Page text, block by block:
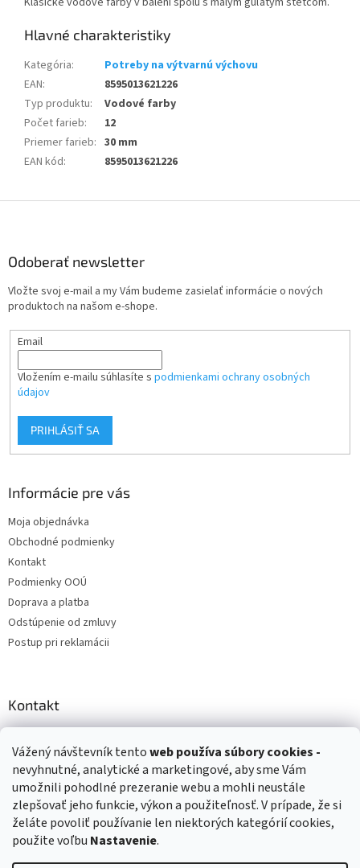
Vážený návštevník tentoweb používasúbory cookies -
nevyhnutné, analytické a marketingové, aby sme Vám
umožnili pohodlné prezeranie webu a mohli neustále
zlepšovať jeho funkcie, výkon a použiteľnosť. V prípade, že si
želáte povoliť používanie len niektorých kategórií cookies,
použite voľbu Nastavenie.
Kategória:
Potreby na výtvarnú výchovu
EAN:
8595013621226
Typ produktu:
Vodové farby
Počet farieb:
12
Priemer farieb: 30 mm
EAN kód: 8595013621226
Odoberať newsletter
Vložte svoj e-mail a my Vám budeme zasielať informácie o nových
produktoch na našom e-shope.
Email
Vložením e-mailu súhlasíte s podmienkami ochrany osobných
údajov
PRIHLÁSIŤ SA
Informácie pre vás
Moja objednávka
Obchodné podmienky
Kontakt
Podmienky OOÚ
Doprava a platba
Odstúpenie od zmluvy
Postup pri reklamácii
Kontakt
+421 903 144 673